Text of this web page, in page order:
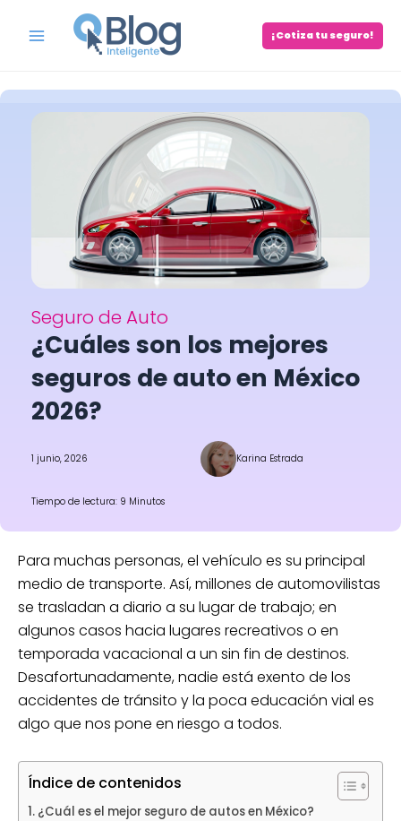
Menu
¡Cotiza tu seguro!
Seguro de Auto
¿Cuáles son los mejores
seguros de auto en México
2026?
1 junio, 2026 Karina Estrada
Tiempo de lectura: 9 Minutos
Para muchas personas, el vehículo es su principal
medio de transporte. Así, millones de automovilistas
se trasladan a diario a su lugar de trabajo; en
algunos casos hacia lugares recreativos o en
temporada vacacional a un sin fin de destinos.
Desafortunadamente, nadie está exento de los
accidentes de tránsito y la poca educación vial es
algo que nos pone en riesgo a todos.
Índice de contenidos
¿Cuál es el mejor seguro de autos en México?